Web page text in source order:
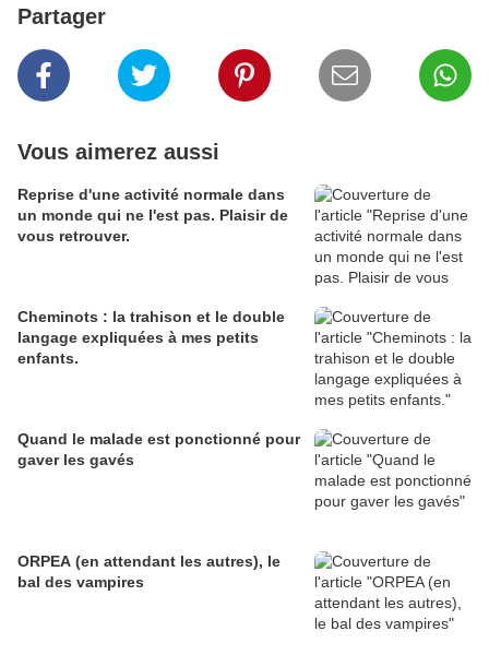
Partager
Vous aimerez aussi
Reprise d'une activité normale dans
un monde qui ne l'est pas. Plaisir de
vous retrouver.
Cheminots : la trahison et le double
langage expliquées à mes petits
enfants.
Quand le malade est ponctionné pour
gaver les gavés
ORPEA (en attendant les autres), le
bal des vampires